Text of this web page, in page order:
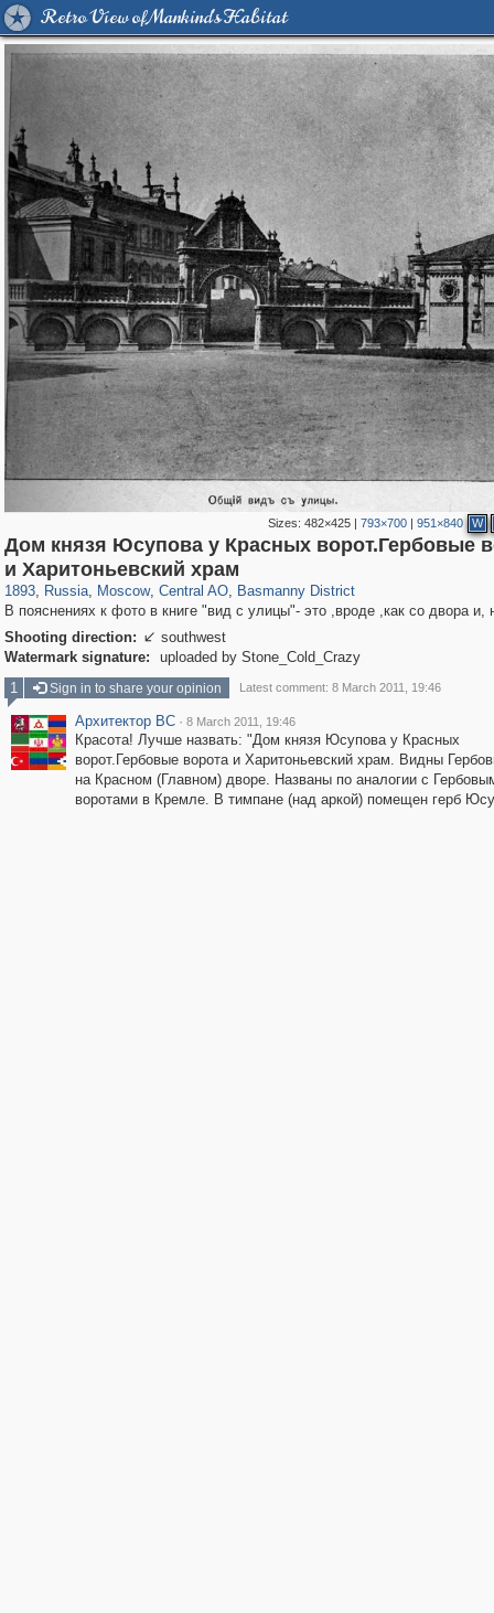
Retro View of Mankind's Habitat
Sizes:482×425 |793×700 |951×840 W
Дом князя Юсупова у Красных ворот.Гербовые
и Харитоньевский храм
1893, Russia
1,406,276 29,243
, Moscow
319,780 8,286
, Central AO
159,978 5,916
, Basmanny District
13,198
В пояснениях к фото в книге "вид с улицы"- это ,вроде ,как со двора и,
Shooting direction:  southwest
Watermark signature:
uploaded by Stone_Cold_Crazy
1
Sign in to share your opinion Latest comment: 8 March 2011, 19:46
Архитектор ВС · 8 March 2011, 19:46
Красота! Лучше назвать: "Дом князя Юсупова у Красных
ворот.Гербовые ворота и Харитоньевский храм. Видны
на Красном (Главном) дворе. Названы по аналогии с
воротами в Кремле. В тимпане (над аркой) помещен герб